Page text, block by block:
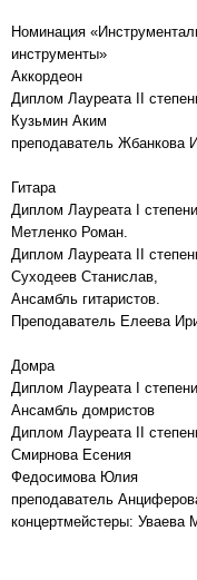
Номинация
инструменты»
Аккордеон
Диплом Лауреата II
Кузьмин Аким
преподаватель Жбанкова
Гитара
Диплом Лауреата I степени
Метленко Роман.
Диплом Лауреата II
Суходеев Станислав,
Ансамбль гитаристов.
Преподаватель Елеева
Домра
Диплом Лауреата I степени
Ансамбль домристов
Диплом Лауреата II
Смирнова Есения
Федосимова Юлия
преподаватель
концертмейстеры: